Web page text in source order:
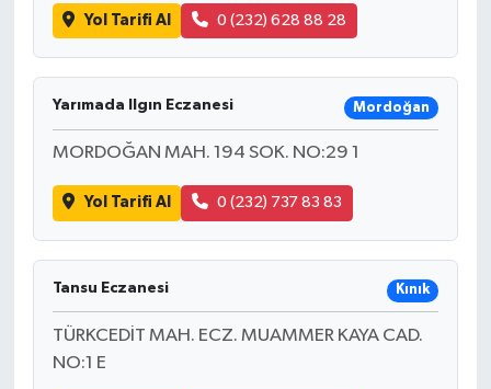
Yol Tarifi Al 0 (232) 628 88 28
Yarımada Ilgın Eczanesi Mordoğan
MORDOĞAN MAH. 194 SOK. NO:29 1
Yol Tarifi Al 0 (232) 737 83 83
Tansu Eczanesi Kınık
TÜRKCEDİT MAH. ECZ. MUAMMER KAYA CAD.
NO:1 E